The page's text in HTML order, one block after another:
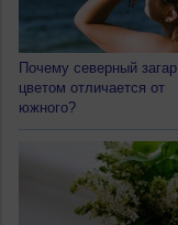
Почему северный загар
цветом отличается от
южного?